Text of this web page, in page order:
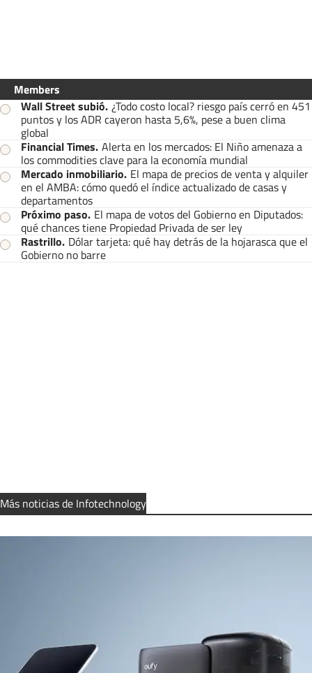
Members
Wall Street subió. ¿Todo costo local? riesgo país cerró en 451
puntos y los ADR cayeron hasta 5,6%, pese a buen clima
global
Financial Times. Alerta en los mercados: El Niño amenaza a
los commodities clave para la economía mundial
Mercado inmobiliario. El mapa de precios de venta y alquiler
en el AMBA: cómo quedó el índice actualizado de casas y
departamentos
Próximo paso. El mapa de votos del Gobierno en Diputados:
qué chances tiene Propiedad Privada de ser ley
Rastrillo. Dólar tarjeta: qué hay detrás de la hojarasca que el
Gobierno no barre
Más noticias de Infotechnology